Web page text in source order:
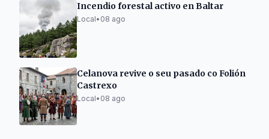
Incendio forestal activo en Baltar
Local• 08 ago
Celanova revive o seu pasado co Folión
Castrexo
Local• 08 ago